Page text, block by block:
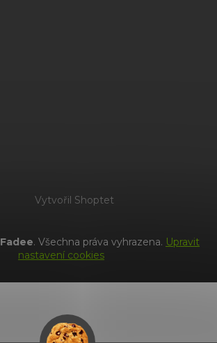
Vytvořil Shoptet
Fadee. Všechna práva vyhrazena. Upravit
nastavení cookies